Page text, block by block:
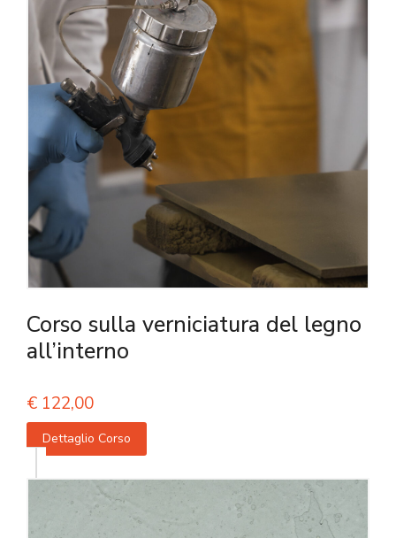
Corso sulla verniciatura del legno
all’interno
€ 122,00
Dettaglio Corso